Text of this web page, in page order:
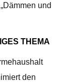
und
THEMA
den